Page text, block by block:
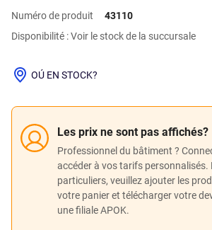
Numéro de produit
43110
Disponibilité : Voir le stock de la succursale
Les prix ne sont pas affichés?
Professionnel du bâtiment ?
accéder à vos tarifs personnalisés.
particuliers, veuillez ajouter les
votre panier et télécharger votre
une filiale APOK.
OÚ EN STOCK?